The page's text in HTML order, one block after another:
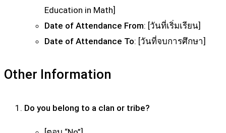
Education in Math]
Date of Attendance From: [วันที่เริ่มเรียน]
Date of Attendance To: [วันที่จบการศึกษา]
Other Information
Do you belong to a clan or tribe?